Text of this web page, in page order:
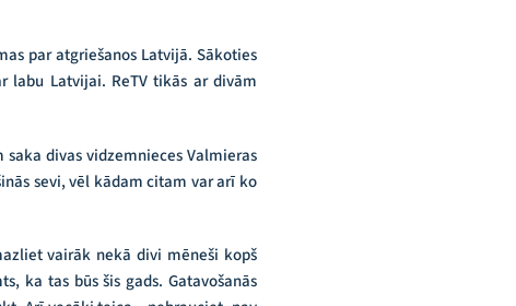
par atgriešanos Latvijā. Sākoties
labu Latvijai. ReTV tikās ar divām
divas vidzemnieces Valmieras
sevi, vēl kādam citam var arī ko
vairāk nekā divi mēneši kopš
ka tas būs šis gads. Gatavošanās